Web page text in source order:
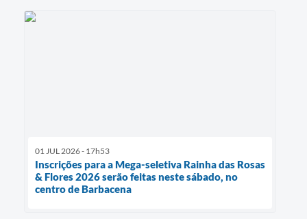
01 JUL 2026 - 17h53
Inscrições para a Mega-seletiva Rainha das Rosas
& Flores 2026 serão feitas neste sábado, no
centro de Barbacena